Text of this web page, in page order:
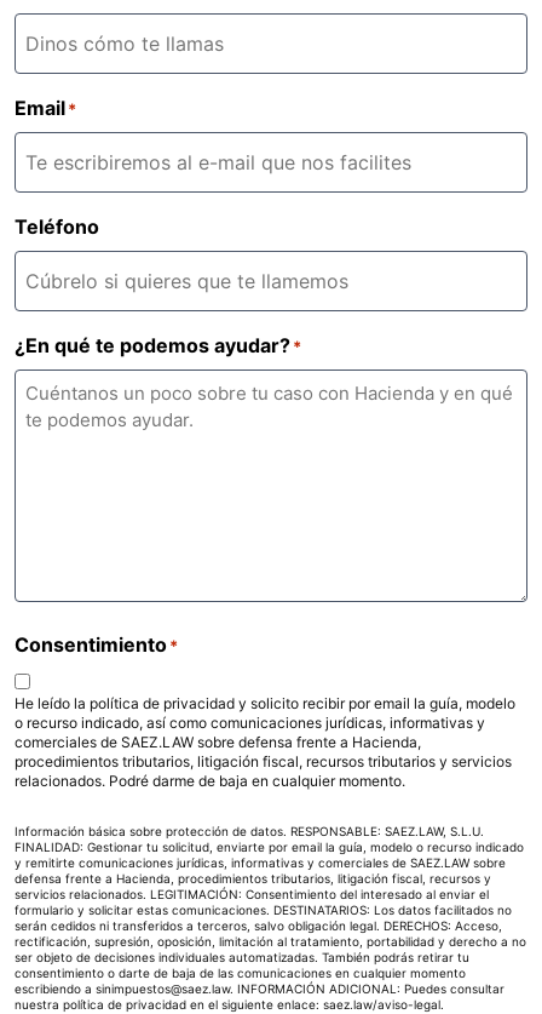
Email*
Teléfono
¿En qué te podemos ayudar?*
Consentimiento*
He leído la política de privacidad y solicito recibir por email la guía, modelo
o recurso indicado, así como comunicaciones jurídicas, informativas y
comerciales de SAEZ.LAW sobre defensa frente a Hacienda,
procedimientos tributarios, litigación fiscal, recursos tributarios y servicios
relacionados. Podré darme de baja en cualquier momento.
Información básica sobre protección de datos. RESPONSABLE: SAEZ.LAW, S.L.U.
FINALIDAD: Gestionar tu solicitud, enviarte por email la guía, modelo o recurso indicado
y remitirte comunicaciones jurídicas, informativas y comerciales de SAEZ.LAW sobre
defensa frente a Hacienda, procedimientos tributarios, litigación fiscal, recursos y
servicios relacionados. LEGITIMACIÓN: Consentimiento del interesado al enviar el
formulario y solicitar estas comunicaciones. DESTINATARIOS: Los datos facilitados no
serán cedidos ni transferidos a terceros, salvo obligación legal. DERECHOS: Acceso,
rectificación, supresión, oposición, limitación al tratamiento, portabilidad y derecho a no
ser objeto de decisiones individuales automatizadas. También podrás retirar tu
consentimiento o darte de baja de las comunicaciones en cualquier momento
escribiendo a sinimpuestos@saez.law. INFORMACIÓN ADICIONAL: Puedes consultar
nuestra política de privacidad en el siguiente enlace: saez.law/aviso-legal.